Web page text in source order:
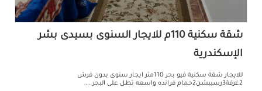
شقة سكنية 110م للايجار السنوى بسيدى بشر
الإسكندرية
للايجار شقة سكنية فيو بحر 110متر ايجار سنوى بدون فرش
2غرفة3رسيبشن2حمام فرانده واسعه تطل على البحر ...